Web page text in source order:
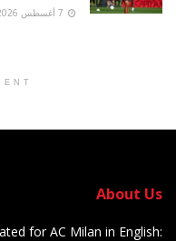
About Us
for AC Milan in English: